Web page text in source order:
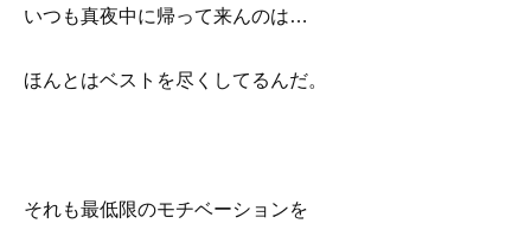
いつも真夜中に帰って来んのは…
ほんとはベストを尽くしてるんだ。
それも最低限のモチベーションを